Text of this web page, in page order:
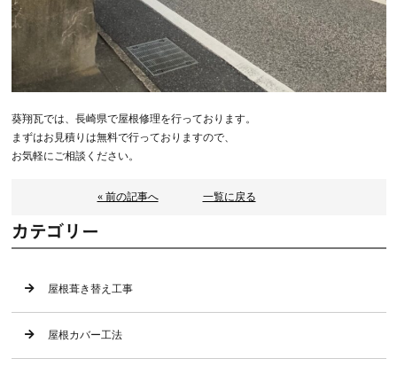
葵翔瓦では、長崎県で屋根修理を行っております。
まずはお見積りは無料で行っておりますので、
お気軽にご相談ください。
« 前の記事へ 一覧に戻る
カテゴリー
屋根葺き替え工事
屋根カバー工法